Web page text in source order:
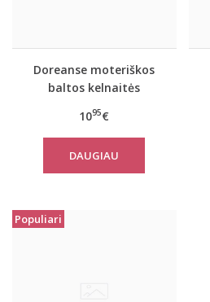
Doreanse moteriškos
baltos kelnaitės
neriniais
1095€
DAUGIAU
Populiari